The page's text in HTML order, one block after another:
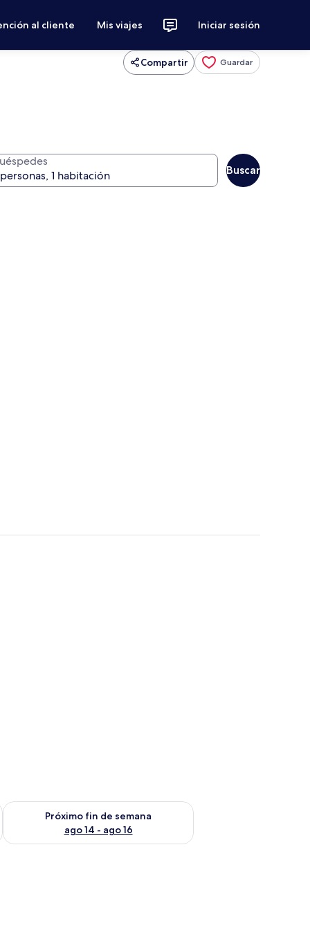
al cliente Mis viajes Iniciar sesión
Compartir Guardar
Buscar
semana ago 7 - ago 9
Próximo fin de semana
ago 14 - ago 16
Consulta la disponibilidad para el próximo fin de semana ago